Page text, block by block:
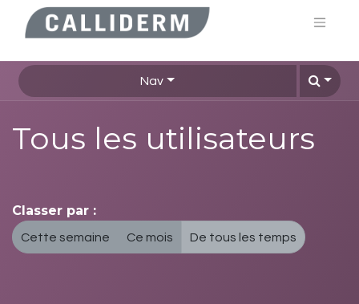
Nav
Tous les utilisateurs
Classer par :
Cette semaine Ce mois De tous les temps